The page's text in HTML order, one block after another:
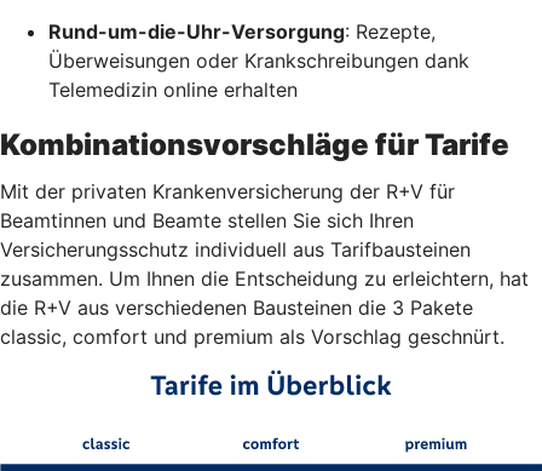
Rund-um-die-Uhr-Versorgung: Rezepte,
Überweisungen oder Krankschreibungen dank
Telemedizin online erhalten
Kombinationsvorschläge für Tarife
Mit der privaten Krankenversicherung der R+V für
Beamtinnen und Beamte stellen Sie sich Ihren
Versicherungsschutz individuell aus Tarifbausteinen
zusammen. Um Ihnen die Entscheidung zu erleichtern, hat
die R+V aus verschiedenen Bausteinen die 3 Pakete
classic, comfort und premium als Vorschlag geschnürt.